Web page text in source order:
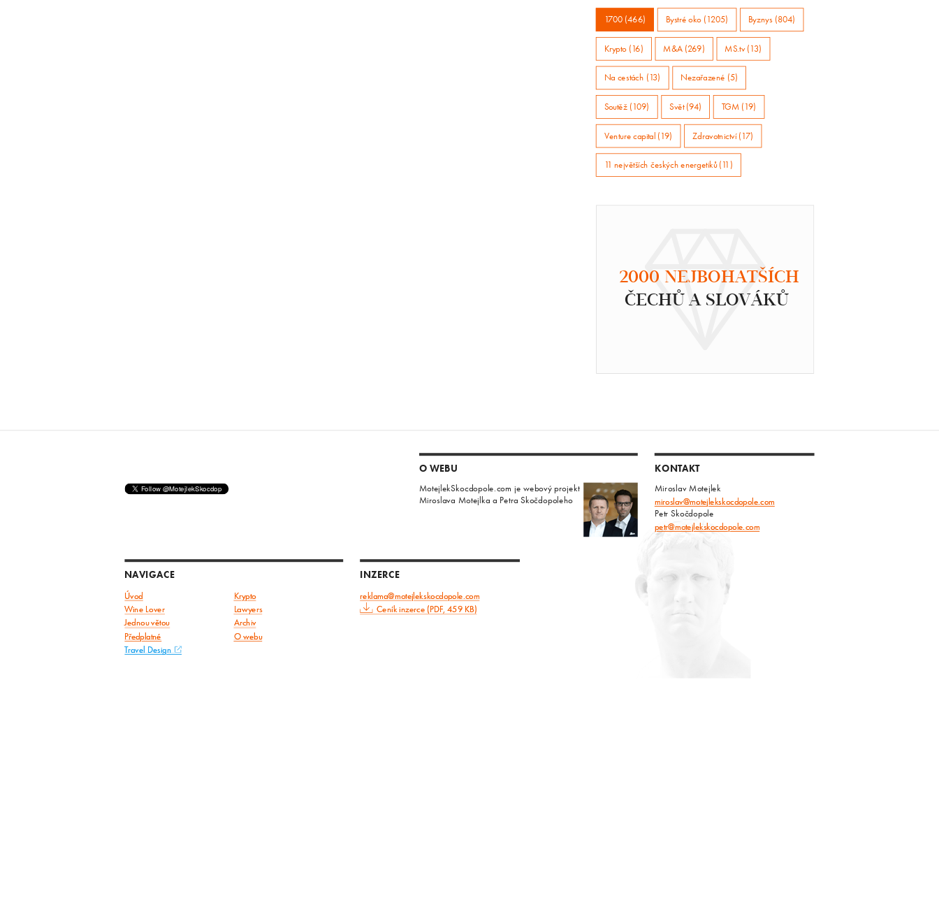
1700 (466) Bystré oko (1205) Byznys (804)
Krypto (16) M&A (269) MS.tv (13)
Na cestách (13) Nezařazené (5)
Soutěž (109) Svět (94) TGM (19)
Venture capital (19) Zdravotnictví (17)
11 největších českých energetiků (11)
2000 NEJBOHATŠÍCH
ČECHŮ A SLOVÁKŮ
O WEBU
MotejlekSkocdopole.com je webový projekt
Miroslava Motejlka a Petra Skočdopoleho
KONTAKT
Miroslav Motejlek
miroslav@motejlekskocdopole.com
Petr Skočdopole
petr@motejlekskocdopole.com
NAVIGACE
Úvod Krypto
Wine Lover
Lawyers
Jednou větou
Archiv
Předplatné O webu
Travel Design
INZERCE
reklama@motejlekskocdopole.com
Ceník inzerce (PDF, 459 KB)